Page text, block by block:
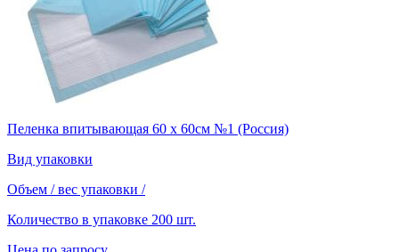
Пеленка впитывающая 60 х 60см №1 (Россия)
Вид упаковки
Объем / вес упаковки /
Количество в упаковке 200 шт.